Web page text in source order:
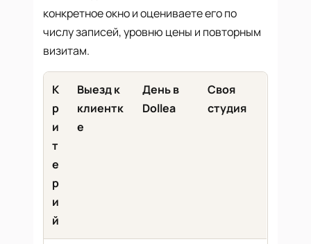
конкретное окно и оцениваете его по
числу записей, уровню цены и повторным
визитам.
К
р
и
т
е
р
и
й
Выезд к
клиентк
е
День в
Dollea
Своя
студия